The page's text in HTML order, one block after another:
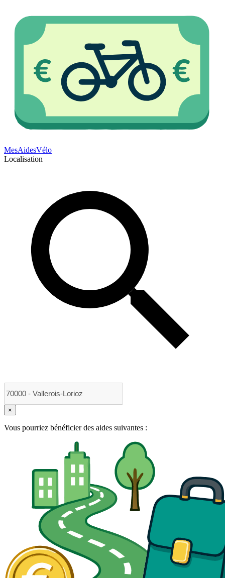
MesAidesVélo
Localisation
×
Vous pourriez bénéficier des aides suivantes :